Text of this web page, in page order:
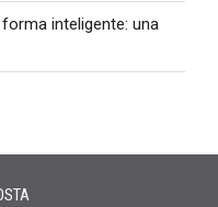
inteligente: una